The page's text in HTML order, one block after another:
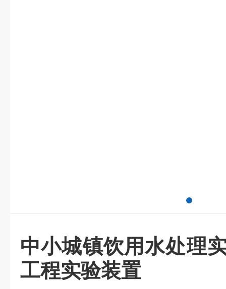
中小城镇饮用水处理
工程实验装置